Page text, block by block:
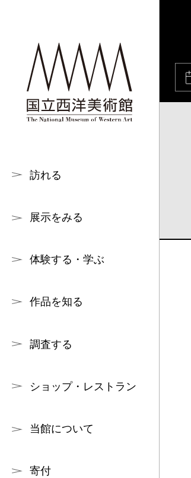
訪れる
展示をみる
体験する・学ぶ
作品を知る
調査する
ショップ・レストラン
当館について
寄付